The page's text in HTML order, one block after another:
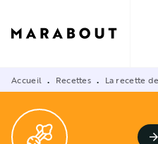
Accueil • Recettes • La recette
arrow_forward